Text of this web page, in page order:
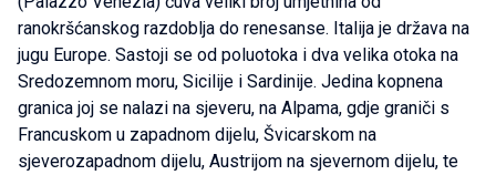
ranokršćanskog razdoblja do renesanse. Italija je država na
jugu Europe. Sastoji se od poluotoka i dva velika otoka na
Sredozemnom moru, Sicilije i Sardinije. Jedina kopnena
granica joj se nalazi na sjeveru, na Alpama, gdje graniči s
Francuskom u zapadnom dijelu, Švicarskom na
sjeverozapadnom dijelu, Austrijom na sjevernom dijelu, te